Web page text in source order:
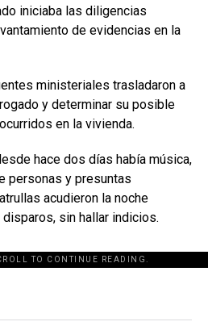
iniciaba las diligencias
de evidencias en la
ministeriales trasladaron a
y determinar su posible
en la vivienda.
hace dos días había música,
personas y presuntas
acudieron la noche
sin hallar indicios.
TO CONTINUE READING.
id="243463"]